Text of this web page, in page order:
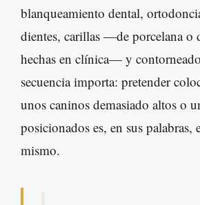
blanqueamiento dental,
dientes, carillas —de porcelana o
hechas en clínica— y
secuencia importa: pretender
unos caninos demasiado altos o
posicionados es, en sus palabras,
mismo.